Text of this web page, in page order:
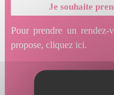
Je souhaite
Pour prendre un
propose, cliquez ici.